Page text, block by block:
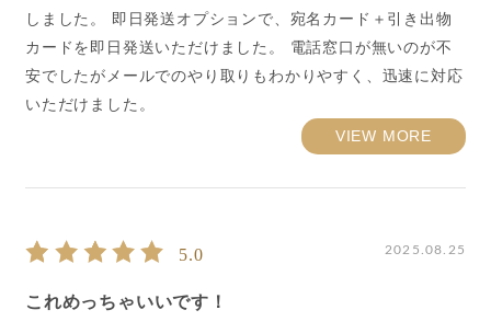
しました。 即日発送オプションで、宛名カード＋引き出物
カードを即日発送いただけました。 電話窓口が無いのが不
安でしたがメールでのやり取りもわかりやすく、迅速に対応
いただけました。
VIEW MORE
5.0
これめっちゃいいです！
2025.08.25